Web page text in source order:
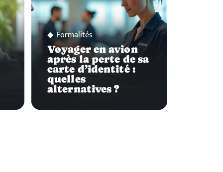
Formalités
Voyager en avion
après la perte de sa
carte d’identité :
quelles
alternatives ?